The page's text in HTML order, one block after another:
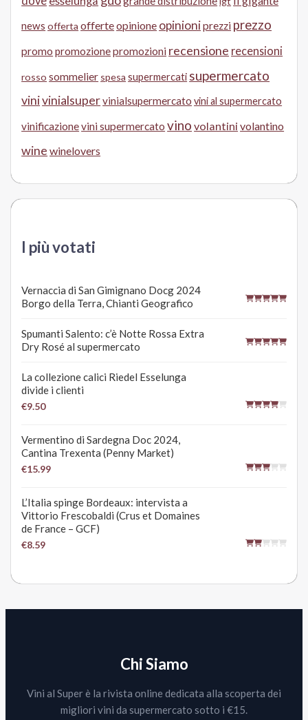
news offerta offerteopinione opinioniprezzi prezzo
promo promozionepromozioni recensione recensioni
rosso sommelier spesa supermercati supermercato
vinivinialsupervinialsupermercato vini al supermercato
vinificazionevini supermercato vino volantini volantino
wine winelovers
I più votati
Vernaccia di San Gimignano Docg 2024
Borgo della Terra, Chianti Geografico
Spumanti Salento: c’è Notte Rossa Extra
Dry Rosé al supermercato
La collezione calici Riedel Esselunga
divide i clienti
€9.50
Vermentino di Sardegna Doc 2024,
Cantina Trexenta (Penny Market)
€15.99
L’Italia spinge Bordeaux: intervista a
Vittorio Frescobaldi (Crus et Domaines
de France – GCF)
€8.59
Chi Siamo
Vini al Super è la rivista online dedicata alla scoperta dei
migliori vini da supermercato sotto i €15.